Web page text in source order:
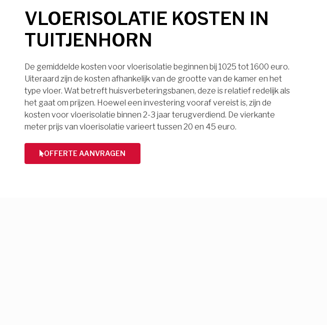
VLOERISOLATIE KOSTEN IN
TUITJENHORN
De gemiddelde kosten voor vloerisolatie beginnen bij 1025 tot 1600 euro.
Uiteraard zijn de kosten afhankelijk van de grootte van de kamer en het
type vloer. Wat betreft huisverbeteringsbanen, deze is relatief redelijk als
het gaat om prijzen. Hoewel een investering vooraf vereist is, zijn de
kosten voor vloerisolatie binnen 2-3 jaar terugverdiend. De vierkante
meter prijs van vloerisolatie varieert tussen 20 en 45 euro.
OFFERTE AANVRAGEN